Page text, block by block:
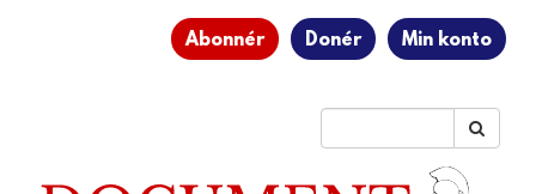
Abonnér Donér Min konto